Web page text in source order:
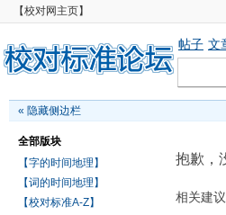
【校对网主页】
帖子 文
« 隐藏侧边栏
全部版块
【字的时间地理】
【词的时间地理】
【校对标准A-Z】
抱歉，
相关建议